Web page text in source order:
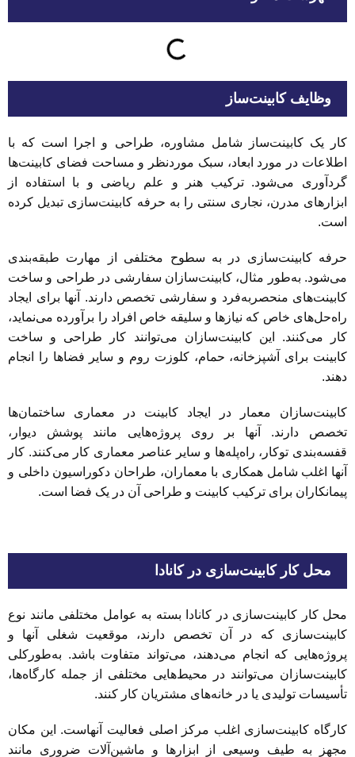
وظایف کابینت‌ساز
کار یک کابینت‌ساز شامل مشاوره، طراحی و اجرا است که با
اطلاعات در مورد ابعاد، سبک موردنظر و مساحت فضای کابینت‌ها
گردآوری می‌شود. ترکیب هنر و علم ریاضی و با استفاده از
ابزارهای مدرن، نجاری سنتی را به حرفه کابینت‌سازی تبدیل کرده
است.
حرفه کابینت‌سازی در به سطوح مختلفی از مهارت طبقه‌بندی
می‌شود. به‌طور مثال، کابینت‌سازان سفارشی در طراحی و ساخت
کابینت‌های منحصربه‌فرد و سفارشی تخصص دارند. آنها برای ایجاد
راه‌حل‌های خاص که نیازها و سلیقه خاص افراد را برآورده می‌نماید،
کار می‌کنند. این کابینت‌سازان می‌توانند کار طراحی و ساخت
کابینت برای آشپزخانه، حمام، کلوزت روم و سایر فضاها را انجام
دهند.
کابینت‌سازان معمار در ایجاد کابینت در معماری ساختمان‌ها
تخصص دارند. آنها بر روی پروژه‌هایی مانند پوشش دیوار،
قفسه‌بندی توکار، راه‌پله‌ها و سایر عناصر معماری کار می‌کنند. کار
آنها اغلب شامل همکاری با معماران، طراحان دکوراسیون داخلی و
پیمانکاران برای ترکیب کابینت و طراحی آن در یک فضا است.
محل کار کابینت‌سازی در کانادا
محل کار کابینت‌سازی در کانادا بسته به عوامل مختلفی مانند نوع
کابینت‌سازی که در آن تخصص دارند، موقعیت شغلی آنها و
پروژه‌هایی که انجام می‌دهند، می‌تواند متفاوت باشد. به‌طورکلی
کابینت‌سازان می‌توانند در محیط‌‌هایی مختلفی از جمله کارگاه‌ها،
تأسیسات تولیدی یا در خانه‌های مشتریان کار کنند.
کارگاه کابینت‌سازی اغلب مرکز اصلی فعالیت آنهاست. این مکان
مجهز به طیف وسیعی از ابزارها و ماشین‌آلات ضروری مانند